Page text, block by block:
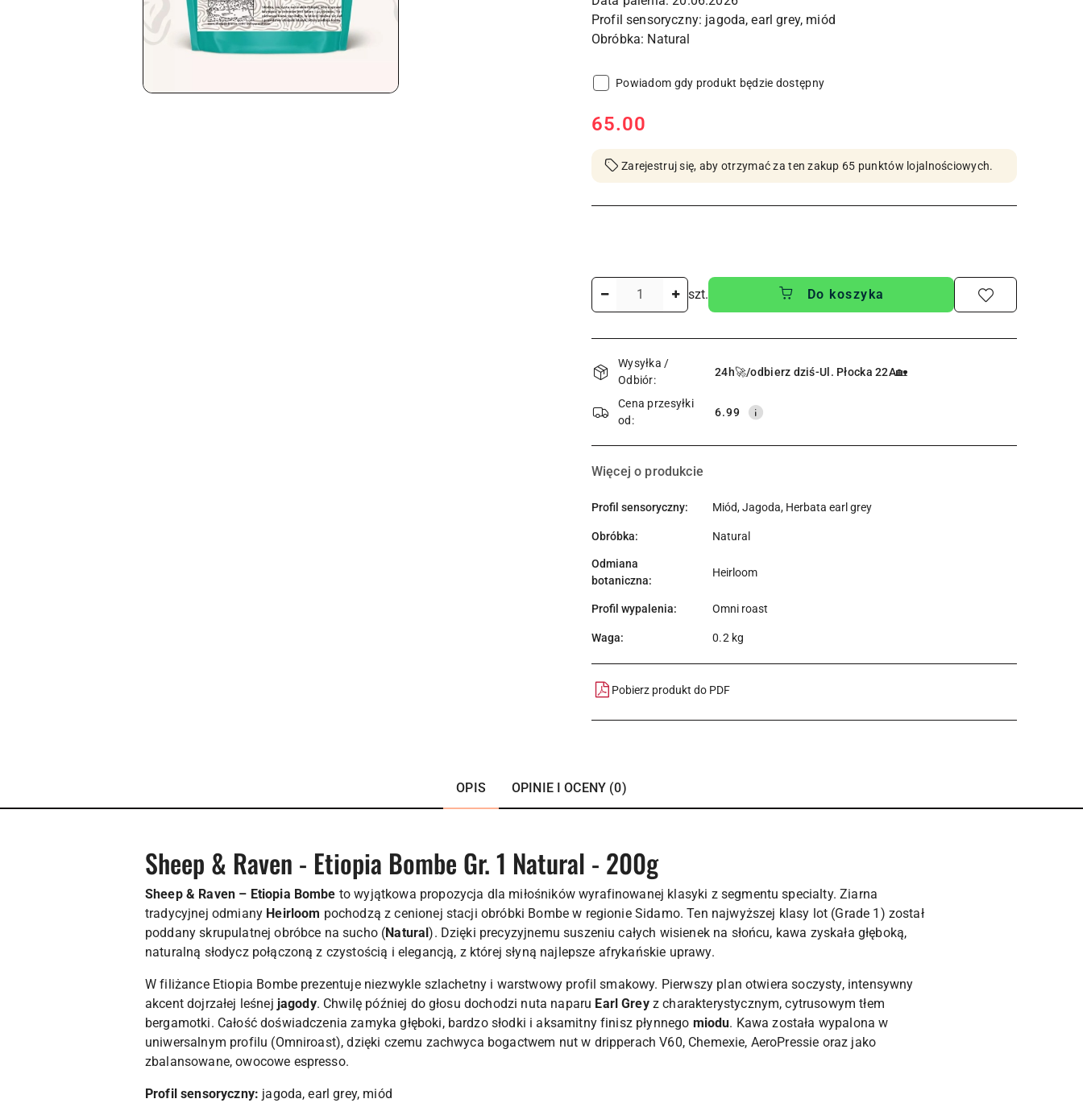
Profil sensoryczny: jagoda, earl grey, miód
Powiadom gdy produkt będzie dostępny
cena:
65.00
Zarejestruj się, aby otrzymać za ten zakup 65 punktów lojalnościowych.
szt. Do koszyka
Dostępność
i
dostawa
Wysyłka /
Odbiór:
24h🚀/odbierz dziś-Ul. Płocka 22A🏡
Cena przesyłki
od:
6.99
Więcej o produkcie
Profil sensoryczny: Miód, Jagoda, Herbata earl grey
Obróbka: Natural
Odmiana
botaniczna:
Heirloom
Profil wypalenia: Omni roast
Waga: 0.2 kg
Pobierz produkt do PDF
OPIS OPINIE I OCENY (0)
Sheep & Raven - Etiopia Bombe Gr. 1 Natural - 200g
Sheep & Raven – Etiopia Bombe to wyjątkowa propozycja dla miłośników wyrafinowanej klasyki z segmentu specialty. Ziarna
tradycyjnej odmiany Heirloom pochodzą z cenionej stacji obróbki Bombe w regionie Sidamo. Ten najwyższej klasy lot (Grade 1) został
poddany skrupulatnej obróbce na sucho (Natural). Dzięki precyzyjnemu suszeniu całych wisienek na słońcu, kawa zyskała głęboką,
naturalną słodycz połączoną z czystością i elegancją, z której słyną najlepsze afrykańskie uprawy.
W filiżance Etiopia Bombe prezentuje niezwykle szlachetny i warstwowy profil smakowy. Pierwszy plan otwiera soczysty, intensywny
akcent dojrzałej leśnej jagody. Chwilę później do głosu dochodzi nuta naparu Earl Greyz charakterystycznym, cytrusowym tłem
bergamotki. Całość doświadczenia zamyka głęboki, bardzo słodki i aksamitny finisz płynnego miodu. Kawa została wypalona w
uniwersalnym profilu (Omniroast), dzięki czemu zachwyca bogactwem nut w dripperach V60, Chemexie, AeroPressie oraz jako
zbalansowane, owocowe espresso.
Profil sensoryczny: jagoda, earl grey, miód